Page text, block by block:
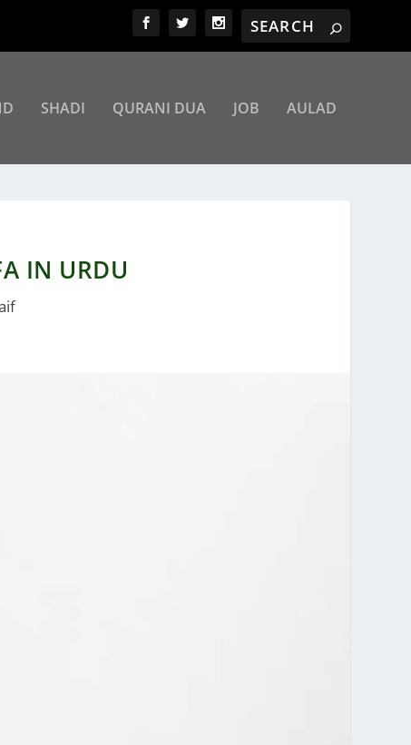
SHADI QURANI DUA JOB AULAD
IN URDU